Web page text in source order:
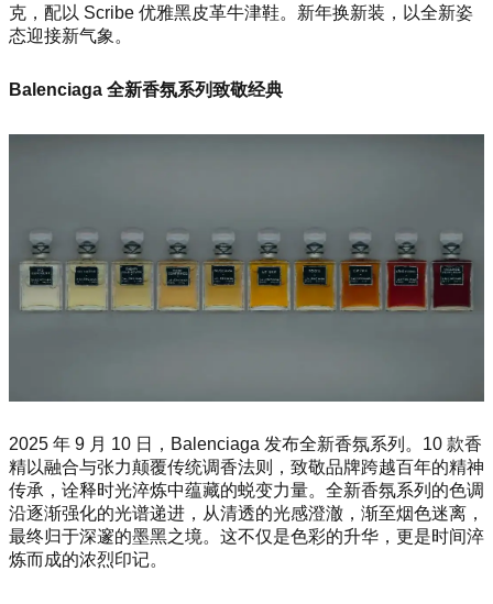
克，配以 Scribe 优雅黑皮革牛津鞋。新年换新装，以全新姿
态迎接新气象。
Balenciaga 全新香氛系列致敬经典
2025 年 9 月 10 日，Balenciaga 发布全新香氛系列。10 款香
精以融合与张力颠覆传统调香法则，致敬品牌跨越百年的精神
传承，诠释时光淬炼中蕴藏的蜕变力量。全新香氛系列的色调
沿逐渐强化的光谱递进，从清透的光感澄澈，渐至烟色迷离，
最终归于深邃的墨黑之境。这不仅是色彩的升华，更是时间淬
炼而成的浓烈印记。